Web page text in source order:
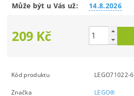
Může být u Vás už: 14.8.2026
209 Kč
Kód produktu LEGO71022-6
Značka LEGO®